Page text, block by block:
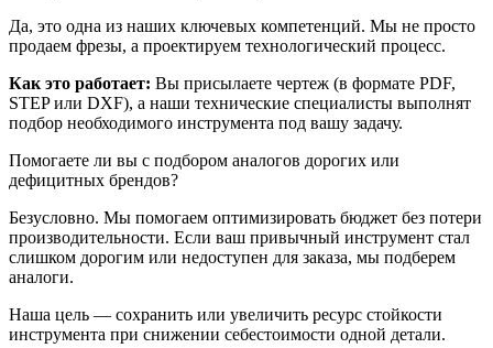
Да, это одна из наших ключевых компетенций. Мы не просто
продаем фрезы, а проектируем технологический процесс.
Как это работает: Вы присылаете чертеж (в формате PDF,
STEP или DXF), а наши технические специалисты выполнят
подбор необходимого инструмента под вашу задачу.
Помогаете ли вы с подбором аналогов дорогих или
дефицитных брендов?
Безусловно. Мы помогаем оптимизировать бюджет без потери
производительности. Если ваш привычный инструмент стал
слишком дорогим или недоступен для заказа, мы подберем
аналоги.
Наша цель — сохранить или увеличить ресурс стойкости
инструмента при снижении себестоимости одной детали.